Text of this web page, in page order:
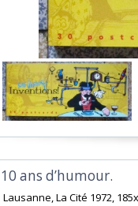
‎10 ans d’humour.‎
Lausanne, La Cité 1972,